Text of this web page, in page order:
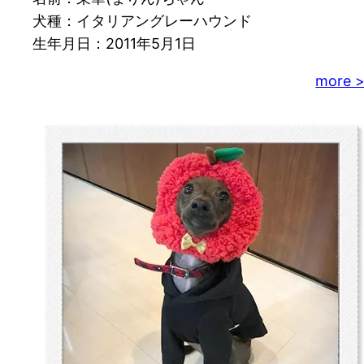
犬種：イタリアングレーハウンド
生年月日：2011年5月1日
more